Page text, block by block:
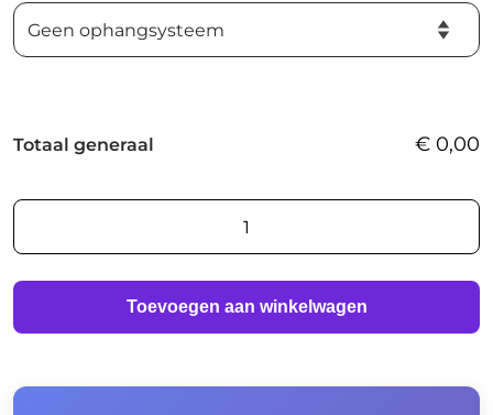
Totaal generaal € 0,00
AI
foto
Toevoegen aan winkelwagen